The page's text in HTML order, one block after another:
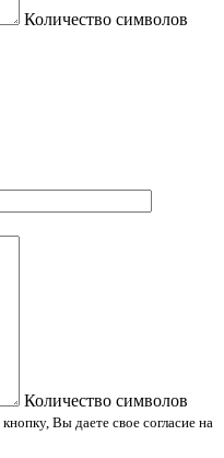
Количество символов
Количество символов
Вы даете свое согласие на